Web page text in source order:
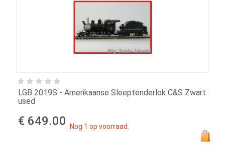
LGB 2019S - Amerikaanse Sleeptenderlok C&S Zwart
used
€ 649.00 Nog 1 op voorraad.